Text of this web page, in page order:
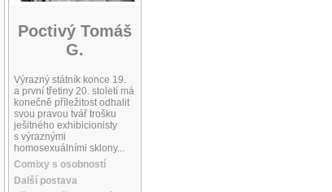
Poctivý Tomáš
G.
Výrazný státník konce 19.
a první třetiny 20. století má
konečně příležitost odhalit
svou pravou tvář trošku
ješitného exhibicionisty
s výraznými
homosexuálními sklony...
Comixy s osobností
Další postava